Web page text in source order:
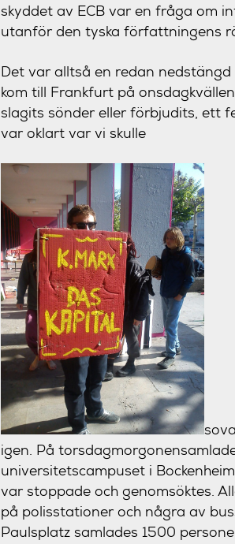
skyddet av ECB var en fråga om
utanför den tyska författningens
Det var alltså en redan
kom till Frankfurt på
slagits sönder eller förbjudits, ett
var oklart var vi skulle
igen. På
universitetscampuset i
var stoppade och genomsöktes.
på polisstationer och några av
Paulsplatz samlades 1500